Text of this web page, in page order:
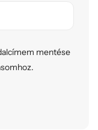
mentése